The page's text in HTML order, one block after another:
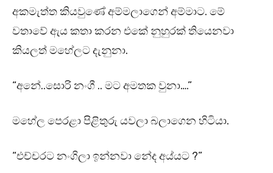
අකමැත්ත කියවුණේ අම්මලාගෙන් අම්මාට. මේ
වතාවේ ඇය කතා කරන එකේ නුහුරක් තියෙනවා
කියලත් මහේලට දැනුනා.
“අනේ..සොරි නංගී .. මට අමතක වුනා….”
මහේල පෙරළා පිළිතුරු යවලා බලාගෙන හිටියා.
“එච්චරට නංගිලා ඉන්නවා නේද අය්යට ?”